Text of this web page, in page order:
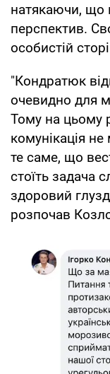
натякаючи, що
перспектив.
особистій
"Кондратюк
очевидно для
Тому на цьому
комунікація
те саме, що
стоїть задача
здоровий
розпочав